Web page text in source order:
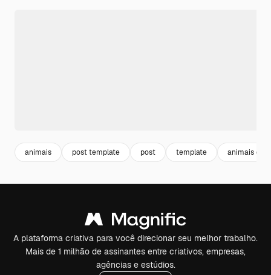
animais post template post template animais
A plataforma criativa para você direcionar seu melhor trabalho.
Mais de 1 milhão de assinantes entre criativos, empresas,
agências e estúdios.